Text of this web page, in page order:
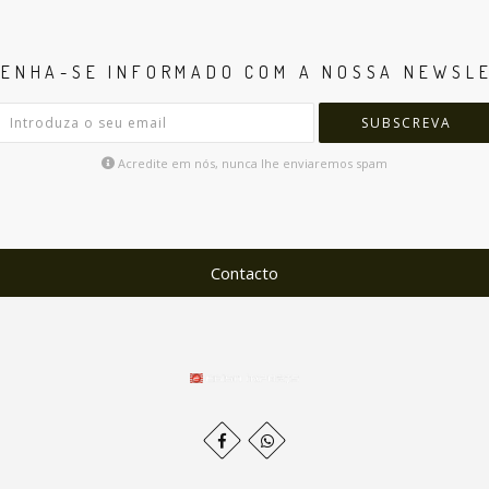
SE INFORMADO COM A NOSSA
SUBSCREVA
Acredite em nós, nunca lhe enviaremos spam
Contacto